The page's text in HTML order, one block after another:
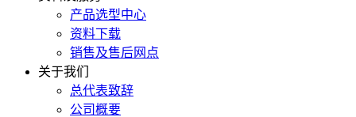
产品选型中心
资料下载
销售及售后网点
关于我们
总代表致辞
公司概要